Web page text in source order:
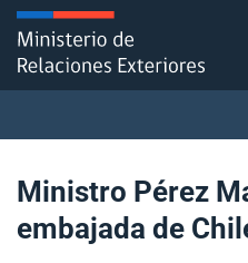
Click acá para ir directamente
Ministerio
Ministro Pérez
embajada de